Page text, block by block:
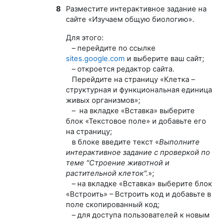
8
Разместите интерактивное задание на
сайте «Изучаем общую биологию».
Для этого:
– перейдите по ссылке
sites.google.com и выберите ваш сайт;
– откроется редактор сайта.
Перейдите на страницу «Клетка –
структурная и функциональная единица
живых организмов»;
– на вкладке «Вставка» выберите
блок «Текстовое поле» и добавьте его
на страницу;
в блоке введите текст «Выполните
интерактивное задание с проверкой по
теме "Строение животной и
растительной клеток".»;
– на вкладке «Вставка» выберите блок
«Встроить» – Встроить код и добавьте в
поле скопированный код;
– для доступа пользователей к новым